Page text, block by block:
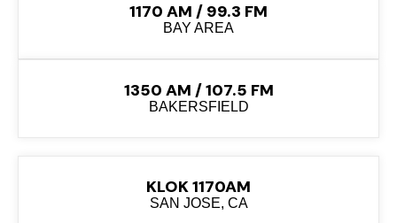
1170 AM / 99.3 FM
BAY AREA
1350 AM / 107.5 FM
BAKERSFIELD
KLOK 1170AM
SAN JOSE, CA